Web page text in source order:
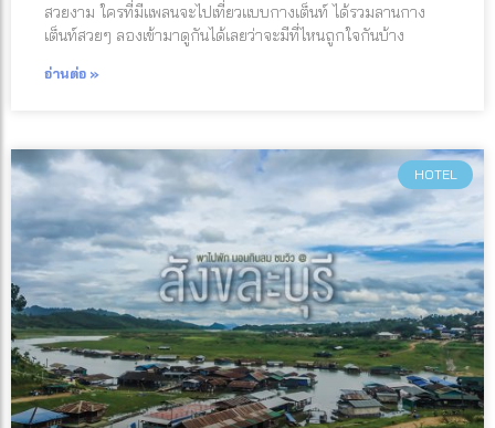
สวยงาม ใครที่มีแพลนจะไปเที่ยวแบบกางเต็นท์ ได้รวมลานกาง
เต็นท์สวยๆ ลองเข้ามาดูกันได้เลยว่าจะมีที่ไหนถูกใจกันบ้าง
อ่านต่อ »
HOTEL